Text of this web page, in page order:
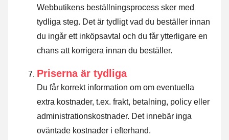
Webbutikens beställningsprocess sker med
tydliga steg. Det är tydligt vad du beställer innan
du ingår ett inköpsavtal och du får ytterligare en
chans att korrigera innan du beställer.
Priserna är tydliga
Du får korrekt information om om eventuella
extra kostnader, t.ex. frakt, betalning, policy eller
administrationskostnader. Det innebär inga
oväntade kostnader i efterhand.